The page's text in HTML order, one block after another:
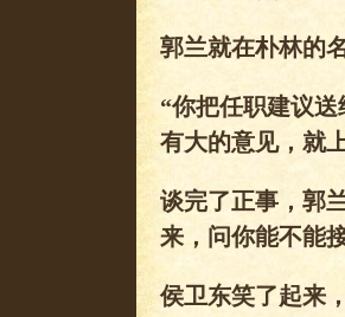
郭兰就在朴林的
“你把任职建议
有大的意见，就
谈完了正事，郭
来，问你能不能
侯卫东笑了起来